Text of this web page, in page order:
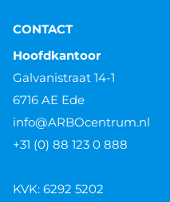
CONTACT
Hoofdkantoor
Galvanistraat 14-1
6716 AE Ede
info@ARBOcentrum.nl
+31 (0) 88 123 0 888
KVK: 6292 5202